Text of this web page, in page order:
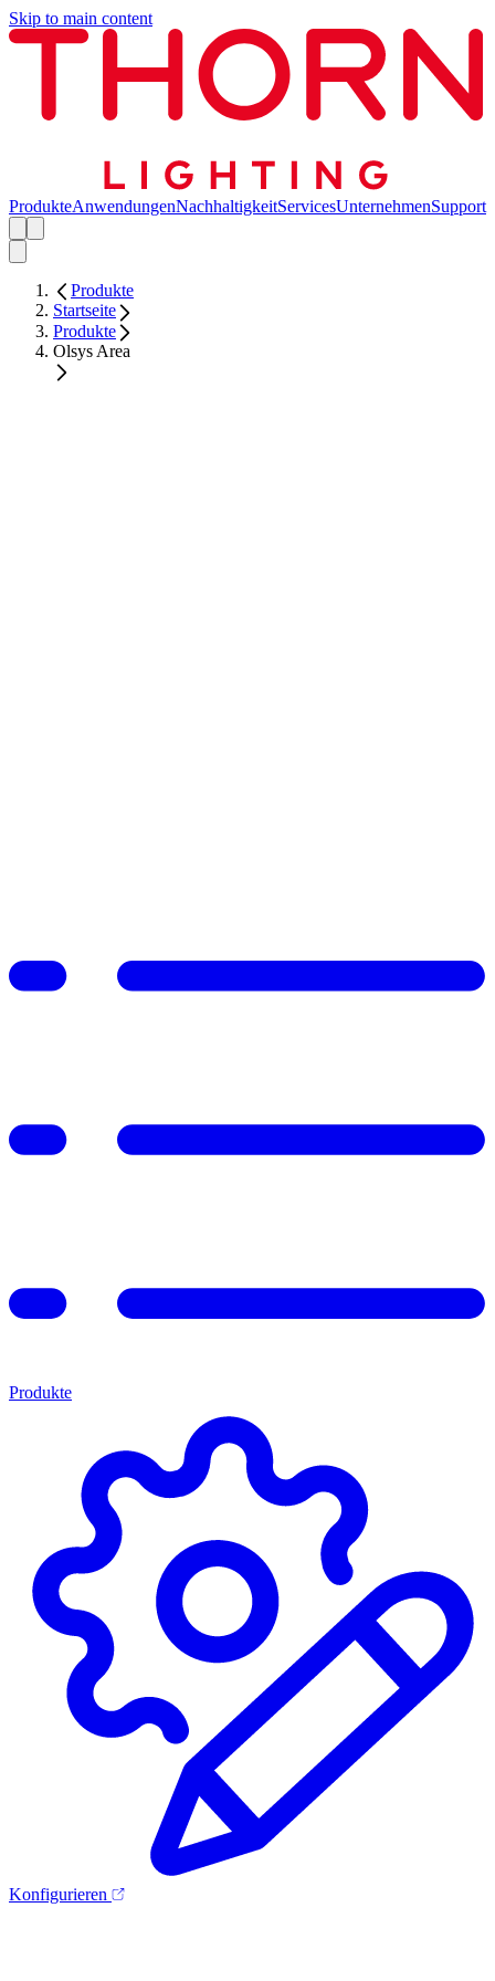
Skip to main content
ProdukteAnwendungenNachhaltigkeitServicesUnternehmenSupport
Produkte
Startseite
Produkte
Olsys Area
Produkte
Konfigurieren